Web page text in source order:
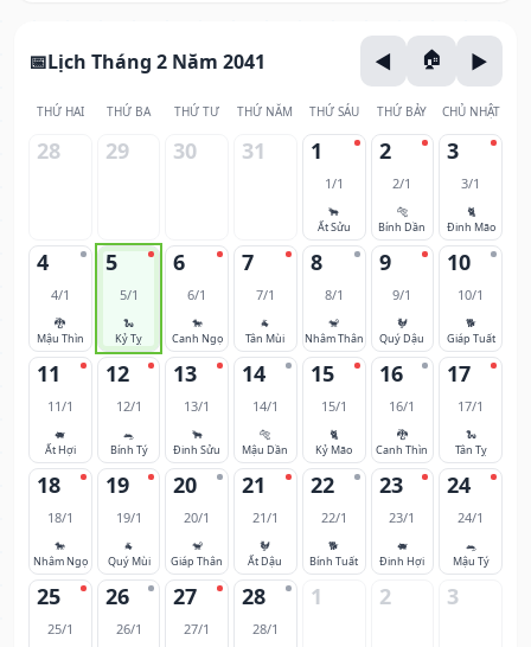
Lịch Tháng 2 Năm 2041
THỨ HAI THỨ BA THỨ TƯ THỨ NĂM THỨ SÁU THỨ BẢY CHỦ NHẬT
28 29 30 31 1
1/1
🐂
Ất Sửu
2
2/1
🐅
Bính Dần
3
3/1
🐈
Đinh Mão
4
4/1
🐉
Mậu Thìn
5
5/1
🐍
Kỷ Tỵ
6
6/1
🐎
Canh Ngọ
7
7/1
🐐
Tân Mùi
8
8/1
🐒
Nhâm Thân
9
9/1
🐓
Quý Dậu
10
10/1
🐕
Giáp Tuất
11
11/1
🐖
Ất Hợi
12
12/1
🐀
Bính Tý
13
13/1
🐂
Đinh Sửu
14
14/1
🐅
Mậu Dần
15
15/1
🐈
Kỷ Mão
16
16/1
🐉
Canh Thìn
17
17/1
🐍
Tân Tỵ
18
18/1
🐎
Nhâm Ngọ
19
19/1
🐐
Quý Mùi
20
20/1
🐒
Giáp Thân
21
21/1
🐓
Ất Dậu
22
22/1
🐕
Bính Tuất
23
23/1
🐖
Đinh Hợi
24
24/1
🐀
Mậu Tý
25
25/1
26
26/1
27
27/1
28
28/1
1 2 3